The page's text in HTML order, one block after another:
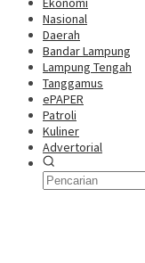
Nasional
Daerah
Bandar Lampung
Lampung Tengah
Tanggamus
ePAPER
Patroli
Kuliner
Advertorial